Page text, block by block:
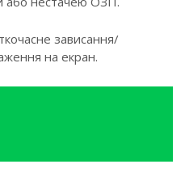
зависання/
на екран.